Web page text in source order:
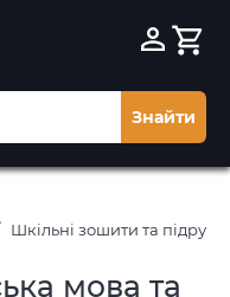
Знайти
Шкільні зошити та
мова та